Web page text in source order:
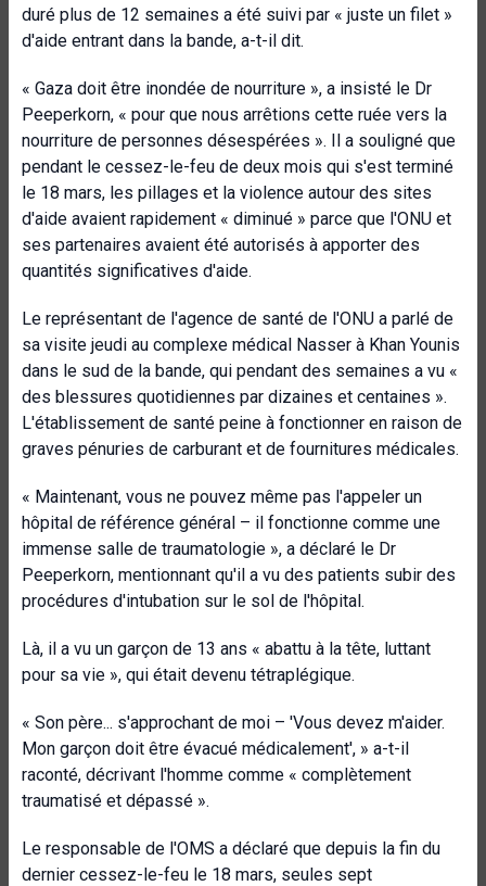
duré plus de 12 semaines a été suivi par « juste un filet »
d'aide entrant dans la bande, a-t-il dit.
« Gaza doit être inondée de nourriture », a insisté le Dr
Peeperkorn, « pour que nous arrêtions cette ruée vers la
nourriture de personnes désespérées ». Il a souligné que
pendant le cessez-le-feu de deux mois qui s'est terminé
le 18 mars, les pillages et la violence autour des sites
d'aide avaient rapidement « diminué » parce que l'ONU et
ses partenaires avaient été autorisés à apporter des
quantités significatives d'aide.
Le représentant de l'agence de santé de l'ONU a parlé de
sa visite jeudi au complexe médical Nasser à Khan Younis
dans le sud de la bande, qui pendant des semaines a vu «
des blessures quotidiennes par dizaines et centaines ».
L'établissement de santé peine à fonctionner en raison de
graves pénuries de carburant et de fournitures médicales.
« Maintenant, vous ne pouvez même pas l'appeler un
hôpital de référence général – il fonctionne comme une
immense salle de traumatologie », a déclaré le Dr
Peeperkorn, mentionnant qu'il a vu des patients subir des
procédures d'intubation sur le sol de l'hôpital.
Là, il a vu un garçon de 13 ans « abattu à la tête, luttant
pour sa vie », qui était devenu tétraplégique.
« Son père... s'approchant de moi – 'Vous devez m'aider.
Mon garçon doit être évacué médicalement', » a-t-il
raconté, décrivant l'homme comme « complètement
traumatisé et dépassé ».
Le responsable de l'OMS a déclaré que depuis la fin du
dernier cessez-le-feu le 18 mars, seules sept